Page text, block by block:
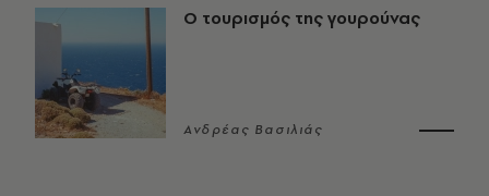
Ο τουρισμός της γουρούνας
Ανδρέας Βασιλιάς